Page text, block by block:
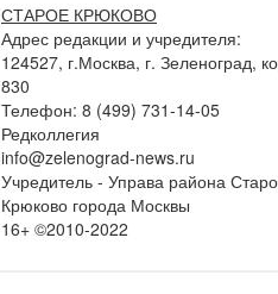
СТАРОЕ КРЮКОВО
Адрес редакции и учредителя:
124527, г.Москва, г. Зеленоград,
830
Телефон: 8 (499) 731-14-05
Редколлегия
info@zelenograd-news.ru
Учредитель - Управа района
Крюково города Москвы
16+ ©2010-2022